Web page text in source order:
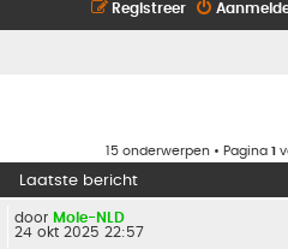
Registreer
15 onderwerpen • Pagina 1
Laatste bericht
door Mole-NLD
24 okt 2025 22:57